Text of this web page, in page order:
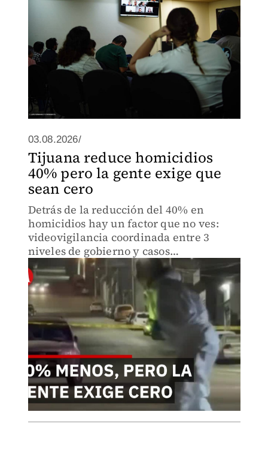
03.08.2026/
Tijuana reduce homicidios
40% pero la gente exige que
sean cero
Detrás de la reducción del 40% en
homicidios hay un factor que no ves:
videovigilancia coordinada entre 3
niveles de gobierno y casos
judicializados que evitan impunidad.
Said Betanzos revela cómo Tijuana logró
pasar de 10 muertes diarias a 2 o 3